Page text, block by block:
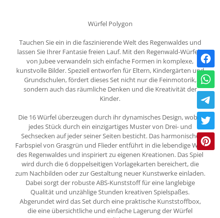
Würfel Polygon
Tauchen Sie ein in die faszinierende Welt des Regenwaldes und
lassen Sie Ihrer Fantasie freien Lauf. Mit den Regenwald-Würfeln
von Jubee verwandeln sich einfache Formen in komplexe,
kunstvolle Bilder. Speziell entworfen für Eltern, Kindergärten und
Grundschulen, fördert dieses Set nicht nur die Feinmotorik,
sondern auch das räumliche Denken und die Kreativität der
Kinder.
Die 16 Würfel überzeugen durch ihr dynamisches Design, wobei
jedes Stück durch ein einzigartiges Muster von Drei- und
Sechsecken auf jeder seiner Seiten besticht. Das harmonische
Farbspiel von Grasgrün und Flieder entführt in die lebendige Welt
des Regenwaldes und inspiriert zu eigenen Kreationen. Das Spiel
wird durch die 6 doppelseitigen Vorlagekarten bereichert, die
zum Nachbilden oder zur Gestaltung neuer Kunstwerke einladen.
Dabei sorgt der robuste ABS-Kunststoff für eine langlebige
Qualität und unzählige Stunden kreativen Spielspaßes.
Abgerundet wird das Set durch eine praktische Kunststoffbox,
die eine übersichtliche und einfache Lagerung der Würfel